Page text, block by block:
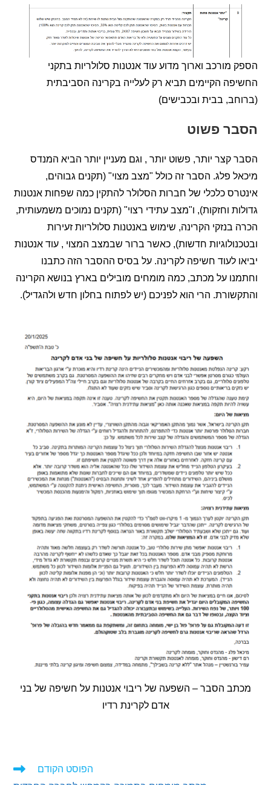
מורכב וארוך מדוע עוד אנטנות סלולריות בתקני
הקיימים תביא רק לעלייה בקרינה הסביבתית
בבית ובכבישים)
פשוט
קצר יותר, פשוט יותר , וגם מעניין יותר הביא המנדס
פלג. הסבר זה כולל "מצב מצוי" (תקנים גבוהים,
כלכלי של חברות הסלולר להתקין כמה שפחות אנטנות
וחזקות), ו"מצב עתידי רצוי" (תקנים נמוכים משמעותית,
בנזקי הקרינה, שימוש באנטנות סלולריות זעירות
חדשות), כאשר ברור שבמצב המצוי , עוד אנטנות
לעוד חשיפה לקרינה. על בסיס ההסבר הזה כתבנו
על מכתב, כמה מומחים מובילים בארץ בנושא הקרינה
הרי הוא לפניכם (יש לפתוח בחלון חדש ולהגדיל).
הסבר – השפעה של ריבוי אנטנות על חשיפה של בני
אדם לקרינת רדיו
הפוסט הקודם